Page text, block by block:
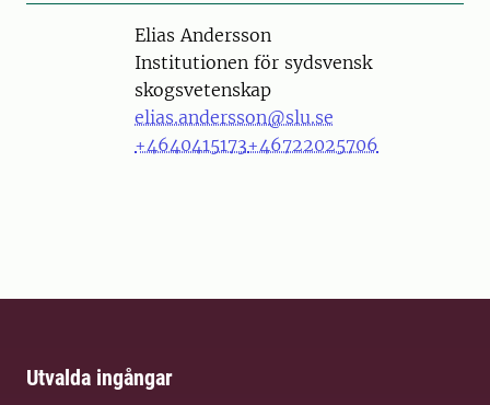
PersonElias Andersson
Institutionen för sydsvensk
skogsvetenskap
elias.andersson@slu.se
+4640415173+46722025706
Utvalda ingångar